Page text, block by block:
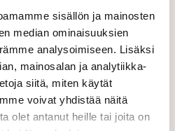
sisällön ja mainosten
median ominaisuuksien
analysoimiseen. Lisäksi
mainosalan ja analytiikka-
siitä, miten käytät
voivat yhdistää näitä
olet antanut heille tai joita on
perheitä
ja lähettämällä
toiminnoista.
asiakasmaksu on 30–